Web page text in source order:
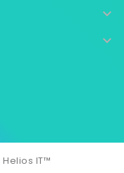


IT™